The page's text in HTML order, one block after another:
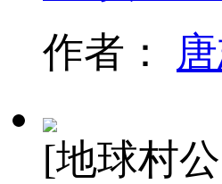
作者：
[地球村